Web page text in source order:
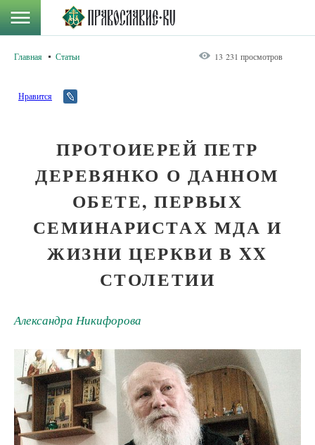
Главная Статьи 13 231 просмотров
Нравится
ПРОТОИЕРЕЙ ПЕТР
ДЕРЕВЯНКО О ДАННОМ
ОБЕТЕ, ПЕРВЫХ
СЕМИНАРИСТАХ МДА И
ЖИЗНИ ЦЕРКВИ В XX
СТОЛЕТИИ
Александра Никифорова